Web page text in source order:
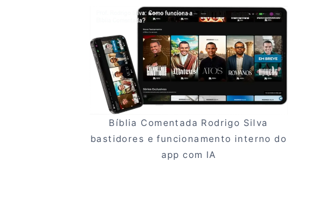
Bíblia Comentada Rodrigo Silva
bastidores e funcionamento interno do
app com IA